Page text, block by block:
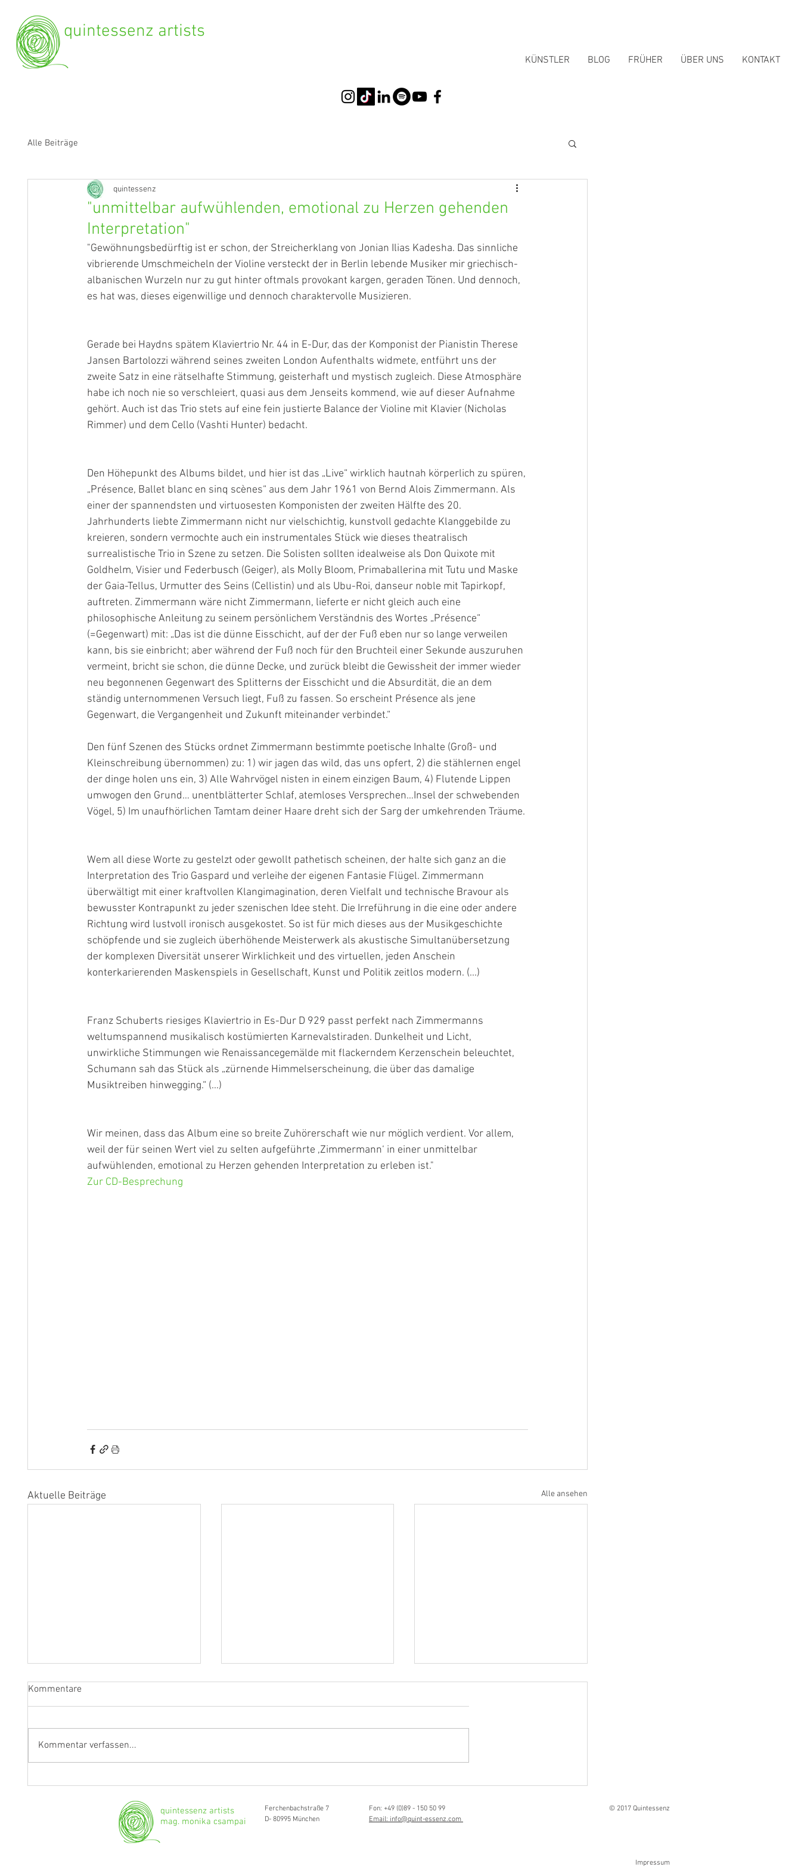
quintessenz artists
KÜNSTLER BLOG FRÜHER ÜBER UNS KONTAKT
Alle Beiträge
"unmittelbar aufwühlenden, emotional zu Herzen gehenden
Interpretation"
quintessenz
"Gewöhnungsbedürftig ist er schon, der Streicherklang von Jonian Ilias Kadesha. Das sinnliche
vibrierende Umschmeicheln der Violine versteckt der in Berlin lebende Musiker mir griechisch-
albanischen Wurzeln nur zu gut hinter oftmals provokant kargen, geraden Tönen. Und dennoch,
es hat was, dieses eigenwillige und dennoch charaktervolle Musizieren.
Gerade bei Haydns spätem Klaviertrio Nr. 44 in E-Dur, das der Komponist der Pianistin Therese
Jansen Bartolozzi während seines zweiten London Aufenthalts widmete, entführt uns der
zweite Satz in eine rätselhafte Stimmung, geisterhaft und mystisch zugleich. Diese Atmosphäre
habe ich noch nie so verschleiert, quasi aus dem Jenseits kommend, wie auf dieser Aufnahme
gehört. Auch ist das Trio stets auf eine fein justierte Balance der Violine mit Klavier (Nicholas
Rimmer) und dem Cello (Vashti Hunter) bedacht.
Den Höhepunkt des Albums bildet, und hier ist das „Live“ wirklich hautnah körperlich zu spüren,
„Présence, Ballet blanc en sinq scènes“ aus dem Jahr 1961 von Bernd Alois Zimmermann. Als
einer der spannendsten und virtuosesten Komponisten der zweiten Hälfte des 20.
Jahrhunderts liebte Zimmermann nicht nur vielschichtig, kunstvoll gedachte Klanggebilde zu
kreieren, sondern vermochte auch ein instrumentales Stück wie dieses theatralisch
surrealistische Trio in Szene zu setzen. Die Solisten sollten idealweise als Don Quixote mit
Goldhelm, Visier und Federbusch (Geiger), als Molly Bloom, Primaballerina mit Tutu und Maske
der Gaia-Tellus, Urmutter des Seins (Cellistin) und als Ubu-Roi, danseur noble mit Tapirkopf,
auftreten. Zimmermann wäre nicht Zimmermann, lieferte er nicht gleich auch eine
philosophische Anleitung zu seinem persönlichem Verständnis des Wortes „Présence“
(=Gegenwart) mit: „Das ist die dünne Eisschicht, auf der der Fuß eben nur so lange verweilen
kann, bis sie einbricht; aber während der Fuß noch für den Bruchteil einer Sekunde auszuruhen
vermeint, bricht sie schon, die dünne Decke, und zurück bleibt die Gewissheit der immer wieder
neu begonnenen Gegenwart des Splitterns der Eisschicht und die Absurdität, die an dem
ständig unternommenen Versuch liegt, Fuß zu fassen. So erscheint Présence als jene
Gegenwart, die Vergangenheit und Zukunft miteinander verbindet.“
Den fünf Szenen des Stücks ordnet Zimmermann bestimmte poetische Inhalte (Groß- und
Kleinschreibung übernommen) zu: 1) wir jagen das wild, das uns opfert, 2) die stählernen engel
der dinge holen uns ein, 3) Alle Wahrvögel nisten in einem einzigen Baum, 4) Flutende Lippen
umwogen den Grund… unentblätterter Schlaf, atemloses Versprechen…Insel der schwebenden
Vögel, 5) Im unaufhörlichen Tamtam deiner Haare dreht sich der Sarg der umkehrenden Träume.
Wem all diese Worte zu gestelzt oder gewollt pathetisch scheinen, der halte sich ganz an die
Interpretation des Trio Gaspard und verleihe der eigenen Fantasie Flügel. Zimmermann
überwältigt mit einer kraftvollen Klangimagination, deren Vielfalt und technische Bravour als
bewusster Kontrapunkt zu jeder szenischen Idee steht. Die Irreführung in die eine oder andere
Richtung wird lustvoll ironisch ausgekostet. So ist für mich dieses aus der Musikgeschichte
schöpfende und sie zugleich überhöhende Meisterwerk als akustische Simultanübersetzung
der komplexen Diversität unserer Wirklichkeit und des virtuellen, jeden Anschein
konterkarierenden Maskenspiels in Gesellschaft, Kunst und Politik zeitlos modern. (...)
Franz Schuberts riesiges Klaviertrio in Es-Dur D 929 passt perfekt nach Zimmermanns
weltumspannend musikalisch kostümierten Karnevalstiraden. Dunkelheit und Licht,
unwirkliche Stimmungen wie Renaissancegemälde mit flackerndem Kerzenschein beleuchtet,
Schumann sah das Stück als „zürnende Himmelserscheinung, die über das damalige
Musiktreiben hinwegging.“ (...)
Wir meinen, dass das Album eine so breite Zuhörerschaft wie nur möglich verdient. Vor allem,
weil der für seinen Wert viel zu selten aufgeführte ,Zimmermann‘ in einer unmittelbar
aufwühlenden, emotional zu Herzen gehenden Interpretation zu erleben ist."
Zur CD-Besprechung
Aktuelle Beiträge Alle ansehen
musikalische Grenzgängerin
Kommentare
Kommentar verfassen...
quintessenz artists
mag. monika csampai
Ferchenbachstraße 7
D- 80995 München
Fon: +49 (0)89 - 150 50 99
Email: info@quint-essenz.com
© 2017 Quintessenz
Impressum